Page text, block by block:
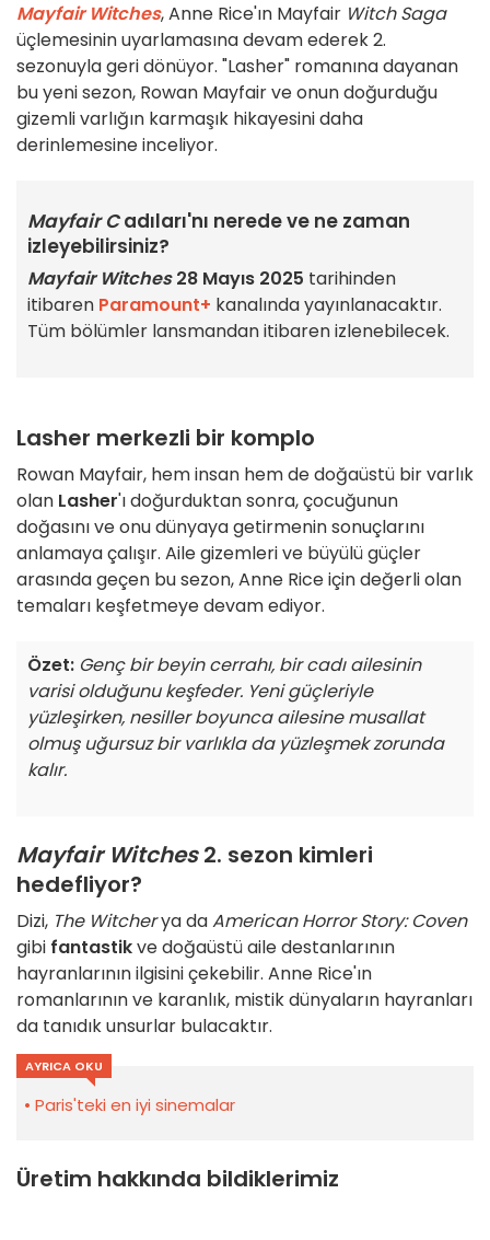
Mayfair Witches, Anne Rice'ın Mayfair Witch Saga
üçlemesinin uyarlamasına devam ederek 2.
sezonuyla geri dönüyor. "Lasher" romanına dayanan
bu yeni sezon, Rowan Mayfair ve onun doğurduğu
gizemli varlığın karmaşık hikayesini daha
derinlemesine inceliyor.
Mayfair Cadıları'nı nerede ve ne zaman
izleyebilirsiniz?
Mayfair Witches 28 Mayıs 2025 tarihinden
itibaren Paramount+ kanalında yayınlanacaktır.
Tüm bölümler lansmandan itibaren izlenebilecek.
Lasher merkezli bir komplo
Rowan Mayfair, hem insan hem de doğaüstü bir varlık
olan Lasher'ı doğurduktan sonra, çocuğunun
doğasını ve onu dünyaya getirmenin sonuçlarını
anlamaya çalışır. Aile gizemleri ve büyülü güçler
arasında geçen bu sezon, Anne Rice için değerli olan
temaları keşfetmeye devam ediyor.
Özet: Genç bir beyin cerrahı, bir cadı ailesinin
varisi olduğunu keşfeder. Yeni güçleriyle
yüzleşirken, nesiller boyunca ailesine musallat
olmuş uğursuz bir varlıkla da yüzleşmek zorunda
kalır.
Mayfair Witches2. sezon kimleri
hedefliyor?
Dizi, The Witcherya daAmerican Horror Story: Coven
gibi fantastikve doğaüstü aile destanlarının
hayranlarının ilgisini çekebilir. Anne Rice'ın
romanlarının ve karanlık, mistik dünyaların hayranları
da tanıdık unsurlar bulacaktır.
AYRICA OKU
Paris'teki en iyi sinemalar
Üretim hakkında bildiklerimiz